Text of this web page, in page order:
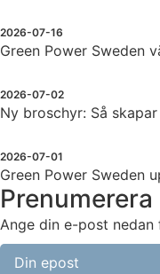
2026-07-16
Green Power Sweden
2026-07-02
Ny broschyr: Så
2026-07-01
Green Power Sweden
Ange din e-post